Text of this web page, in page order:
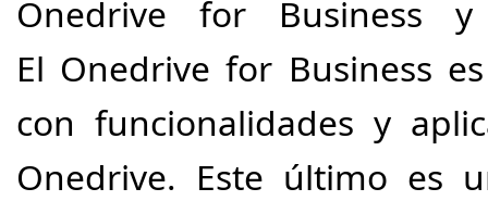
Onedrive for Business
El Onedrive for Business
con funcionalidades y
Onedrive. Este último es